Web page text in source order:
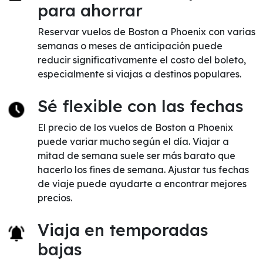
para ahorrar
Reservar vuelos de Boston a Phoenix con varias
semanas o meses de anticipación puede
reducir significativamente el costo del boleto,
especialmente si viajas a destinos populares.
Sé flexible con las fechas
El precio de los vuelos de Boston a Phoenix
puede variar mucho según el día. Viajar a
mitad de semana suele ser más barato que
hacerlo los fines de semana. Ajustar tus fechas
de viaje puede ayudarte a encontrar mejores
precios.
Viaja en temporadas
bajas